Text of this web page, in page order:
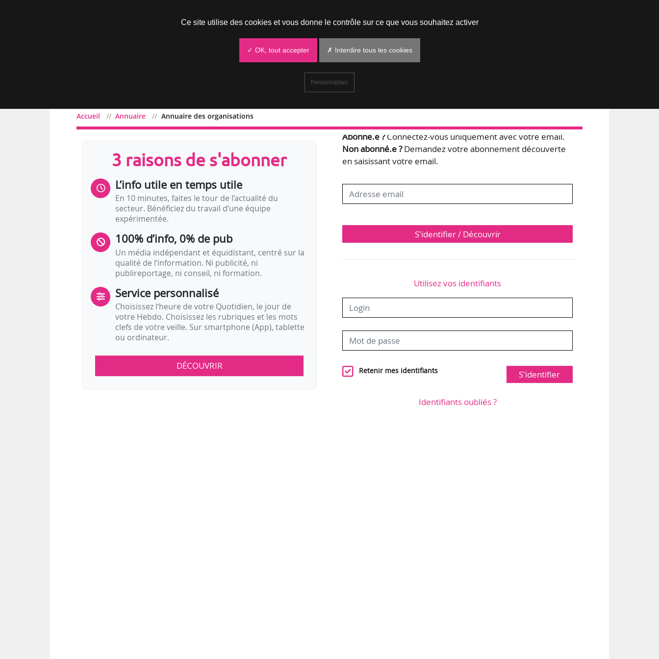
Accueil Annuaire Annuaire des organisations
3 raisons de s'abonner
L’info utile en temps utile
En 10 minutes, faites le tour de l’actualité du
secteur. Bénéficiez du travail d’une équipe
expérimentée.
100% d’info, 0% de pub
Un média indépendant et équidistant, centré sur la
qualité de l’information. Ni publicité, ni
publireportage, ni conseil, ni formation.
Service personnalisé
Choisissez l‘heure de votre Quotidien, le jour de
votre Hebdo. Choisissez les rubriques et les mots
clefs de votre veille. Sur smartphone (App), tablette
ou ordinateur.
DÉCOUVRIR
Bienvenue,
Abonné.e ?Connectez-vous uniquement avec votre email.
Non abonné.e ?Demandez votre abonnement découverte
en saisissant votre email.
S'identifier / Découvrir
Utilisez vos identifiants
Retenir mes identifiants S'identifier
Identifiants oubliés ?
Ce site utilise des cookies et vous donne le contrôle sur ce que vous souhaitez activer
✓ OK, tout accepter ✗ Interdire tous les cookies
Personnaliser